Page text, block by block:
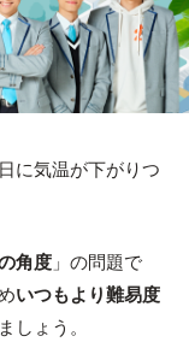
に気温が下がりつ
角度」の問題で
いつもより難易度
しょう。